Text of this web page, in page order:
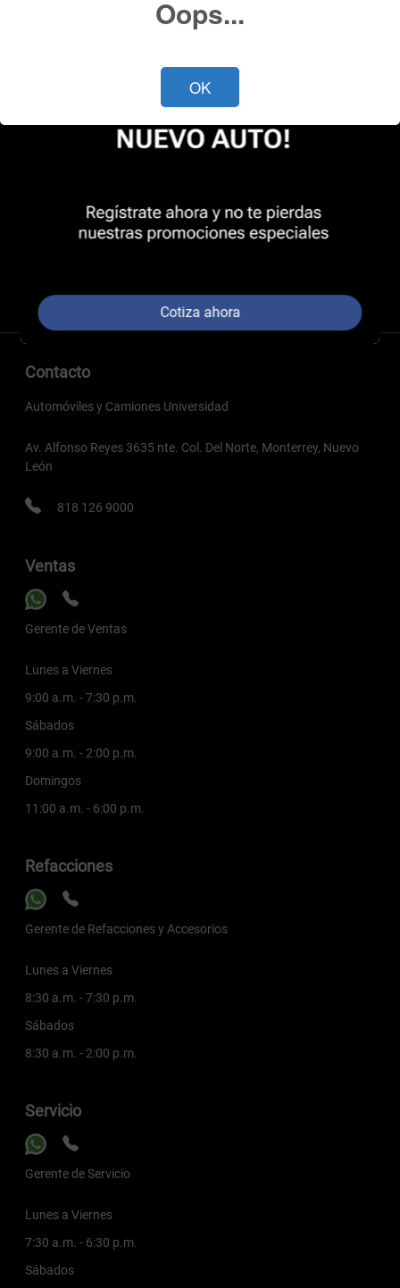
Contacto
Automóviles y Camiones Universidad
Av. Alfonso Reyes 3635 nte. Col. Del Norte, Monterrey, Nuevo
León
818 126 9000
Ventas
Gerente de Ventas
Lunes a Viernes
9:00 a.m. - 7:30 p.m.
Sábados
9:00 a.m. - 2:00 p.m.
Domingos
11:00 a.m. - 6:00 p.m.
Refacciones
Gerente de Refacciones y Accesorios
Lunes a Viernes
8:30 a.m. - 7:30 p.m.
Sábados
8:30 a.m. - 2:00 p.m.
Servicio
Gerente de Servicio
Lunes a Viernes
7:30 a.m. - 6:30 p.m.
Sábados
Cotiza ahora
Oops...
OK